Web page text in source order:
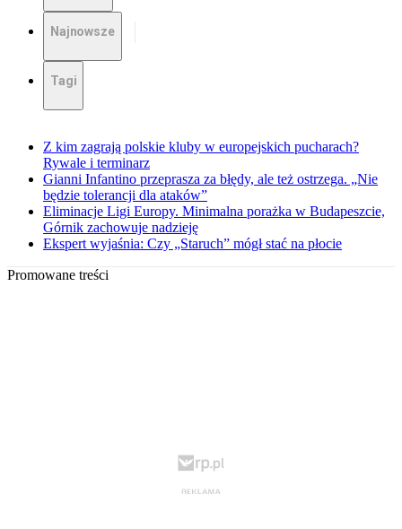
Najnowsze
Tagi
Z kim zagrają polskie kluby w europejskich pucharach?
Rywale i terminarz
Gianni Infantino przeprasza za błędy, ale też ostrzega. „Nie
będzie tolerancji dla ataków”
Eliminacje Ligi Europy. Minimalna porażka w Budapeszcie,
Górnik zachowuje nadzieję
Ekspert wyjaśnia: Czy „Staruch” mógł stać na płocie
Promowane treści